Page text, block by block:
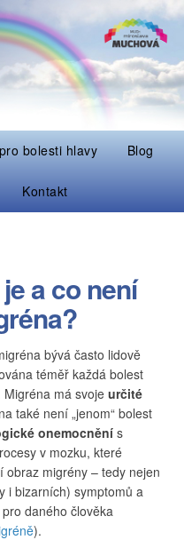
bolesti hlavy Blog
Kontakt
a co není
bývá často lidově
téměř každá bolest
má svoje určité
také není „jenom“ bolest
onemocnění s
v mozku, které
obraz migrény – tedy nejen
i bizarních) symptomů a
daného člověka
).